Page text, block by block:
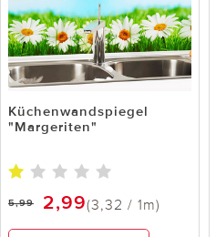
Küchenwandspiegel
"Margeriten"
5,99 2,99(3,32 / 1m)